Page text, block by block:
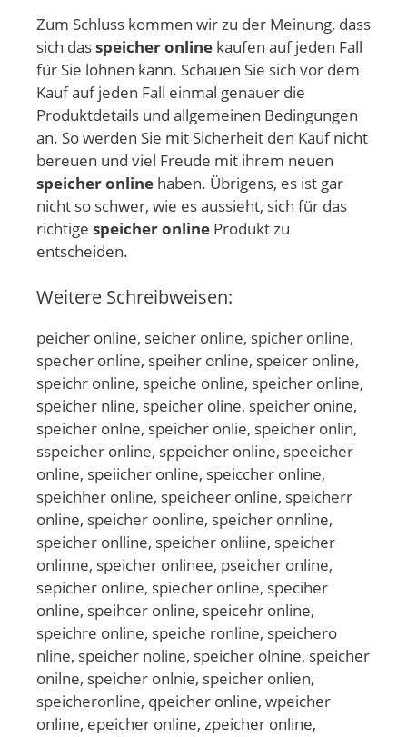
Zum Schluss kommen wir zu der Meinung, dass
sich dasspeicher online kaufen auf jeden Fall
für Sie lohnen kann. Schauen Sie sich vor dem
Kauf auf jeden Fall einmal genauer die
Produktdetails und allgemeinen Bedingungen
an. So werden Sie mit Sicherheit den Kauf nicht
bereuen und viel Freude mit ihrem neuen
speicher online haben. Übrigens, es ist gar
nicht so schwer, wie es aussieht, sich für das
richtige speicher online Produkt zu
entscheiden.
Weitere Schreibweisen:
peicher online, seicher online, spicher online,
specher online, speiher online, speicer online,
speichr online, speiche online, speicher online,
speicher nline, speicher oline, speicher onine,
speicher onlne, speicher onlie, speicher onlin,
sspeicher online, sppeicher online, speeicher
online, speiicher online, speiccher online,
speichher online, speicheer online, speicherr
online, speicher oonline, speicher onnline,
speicher onlline, speicher onliine, speicher
onlinne, speicher onlinee, pseicher online,
sepicher online, spiecher online, speciher
online, speihcer online, speicehr online,
speichre online, speiche ronline, speichero
nline, speicher noline, speicher olnine, speicher
onilne, speicher onlnie, speicher onlien,
speicheronline, qpeicher online, wpeicher
online, epeicher online, zpeicher online,